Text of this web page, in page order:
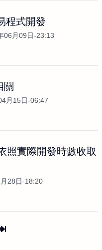
程式開發
06月09日-23:13
關
月15日-06:47
照實際開發時數收取
28日-18:20